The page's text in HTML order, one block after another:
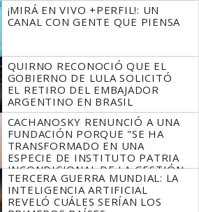
¡MIRÁ EN VIVO +PERFIL!: UN
CANAL CON GENTE QUE PIENSA
QUIRNO RECONOCIÓ QUE EL
GOBIERNO DE LULA SOLICITÓ
EL RETIRO DEL EMBAJADOR
ARGENTINO EN BRASIL
CACHANOSKY RENUNCIÓ A UNA
FUNDACIÓN PORQUE "SE HA
TRANSFORMADO EN UNA
ESPECIE DE INSTITUTO PATRIA
INCONDICIONAL DE LA GESTIÓN
DE MILEI"
TERCERA GUERRA MUNDIAL: LA
INTELIGENCIA ARTIFICIAL
REVELÓ CUÁLES SERÍAN LOS